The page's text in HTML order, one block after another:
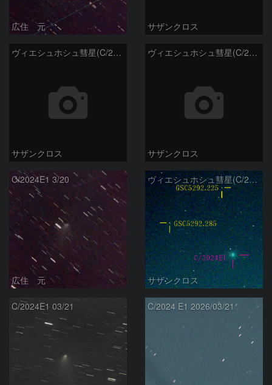
広住 元 サザンクロス
ヴィエシュホシュ彗星(C/2024E1) 3月11日Seestar50
サザンクロス
ヴィエシュホシュ彗星(C/2024E1) 3月‎5日Seestar50
サザンクロス
C/2024E1 3/20
広住 元
ヴィエシュホシュ彗星(C/2024E1) 3月‎1日Seestar50
サザンクロス
C/2024E1 03/21 C/2024 E1 2026/03/21